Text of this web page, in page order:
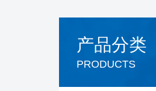
产品分类
PRODUCTS